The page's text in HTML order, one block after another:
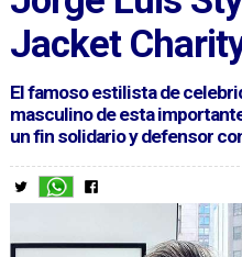
Jacket
El famoso estilista de
masculino de esta
un fin solidario y defensor